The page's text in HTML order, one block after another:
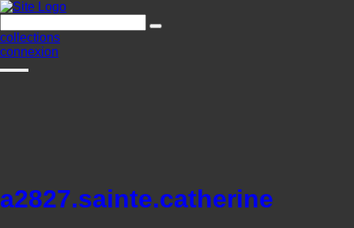
collections
connexion
a2827.sainte.catherine